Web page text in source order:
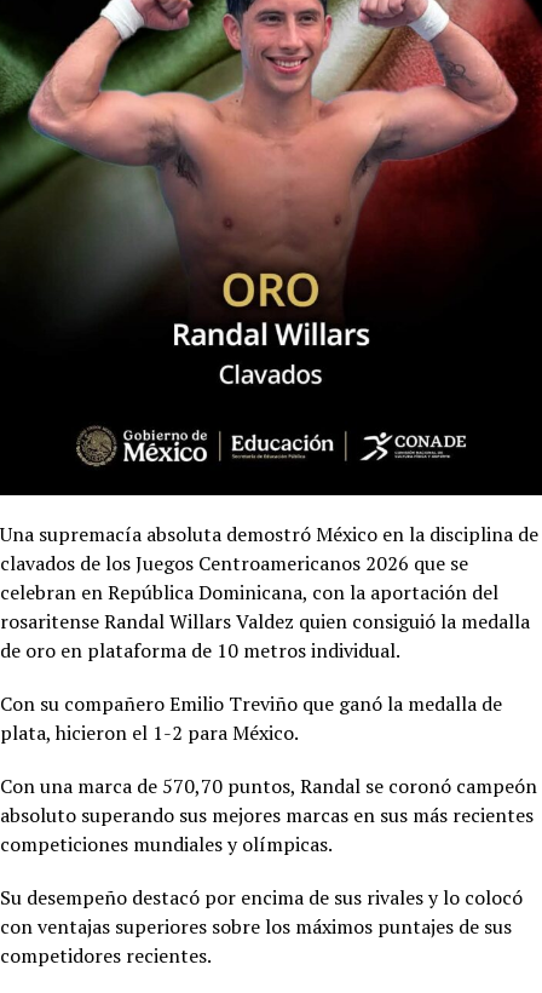
Una supremacía absoluta demostró México en la disciplina de
clavados de los Juegos Centroamericanos 2026 que se
celebran en República Dominicana, con la aportación del
rosaritense Randal Willars Valdez quien consiguió la medalla
de oro en plataforma de 10 metros individual.
Con su compañero Emilio Treviño que ganó la medalla de
plata, hicieron el 1-2 para México.
Con una marca de 570,70 puntos, Randal se coronó campeón
absoluto superando sus mejores marcas en sus más recientes
competiciones mundiales y olímpicas.
Su desempeño destacó por encima de sus rivales y lo colocó
con ventajas superiores sobre los máximos puntajes de sus
competidores recientes.